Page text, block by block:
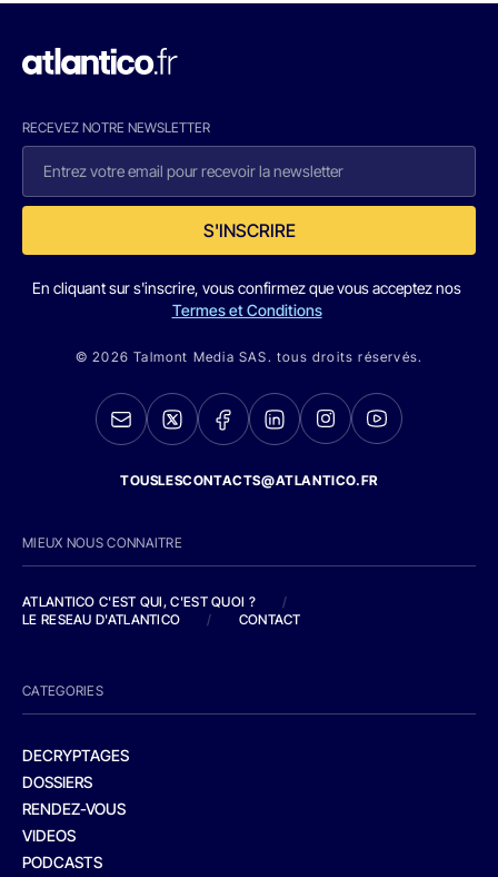
RECEVEZ NOTRE NEWSLETTER
S'INSCRIRE
En cliquant sur s'inscrire, vous confirmez que vous acceptez nos
Termes et Conditions
© 2026 Talmont Media SAS. tous droits réservés.
TOUSLESCONTACTS@ATLANTICO.FR
MIEUX NOUS CONNAITRE
ATLANTICO C'EST QUI, C'EST QUOI ?
/
LE RESEAU D'ATLANTICO
/ CONTACT
CATEGORIES
DECRYPTAGES
DOSSIERS
RENDEZ-VOUS
VIDEOS
PODCASTS